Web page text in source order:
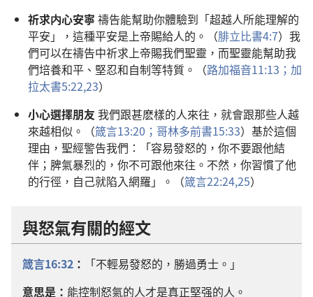
祈求内心安寧 禱告能幫助你體驗到「超越人所能理解的
平安」，這種平安是上帝賜給人的。（腓立比書4:7）我
們可以在禱告中祈求上帝賜我們聖靈，而聖靈能幫助我
們培養和平、堅忍和自制等特質。（路加福音11:13； 加
拉太書5:22,23）
小心選擇朋友 我們跟甚麽樣的人來往，就會跟那些人越
來越相似。（箴言13:20； 哥林多前書15:33）基於這個
理由，聖經警告我們：「容易發怒的，你不要跟他結
伴；脾氣暴烈的，你不可跟他來往。不然，你習慣了他
的行徑，自己就陷入網羅」。（箴言22:24,25）
與怒氣有關的經文
箴言16:32 ：
「不輕易發怒的，勝過勇士。」
意思是： 能控制怒氣的人才是真正堅强的人。